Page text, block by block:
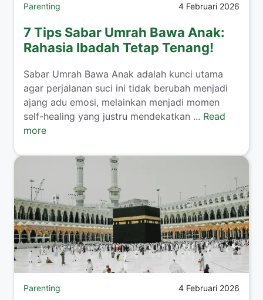
Parenting 4 Februari 2026
7 Tips Sabar Umrah Bawa Anak:
Rahasia Ibadah Tetap Tenang!
​Sabar Umrah Bawa Anak adalah kunci utama
agar perjalanan suci ini tidak berubah menjadi
ajang adu emosi, melainkan menjadi momen
self-healing yang justru mendekatkan ... Read
more
Parenting 4 Februari 2026